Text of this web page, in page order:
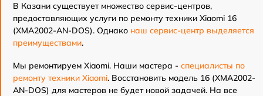
В Казани существует множество сервис-центров,
предоставляющих услуги по ремонту техники Xiaomi 16
(XMA2002-AN-DOS). Однако наш сервис-центр выделяется
преимуществами.
Мы ремонтируем Xiaomi. Наши мастера - специалисты по
ремонту техники Xiaomi. Восстановить модель 16 (XMA2002-
AN-DOS) для мастеров не будет новой задачей. На все